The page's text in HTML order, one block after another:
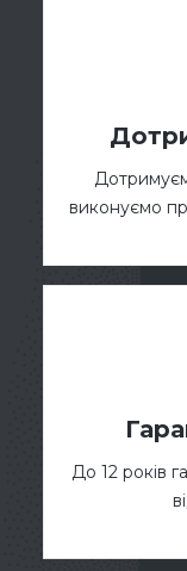
виконуємо
До 12 років